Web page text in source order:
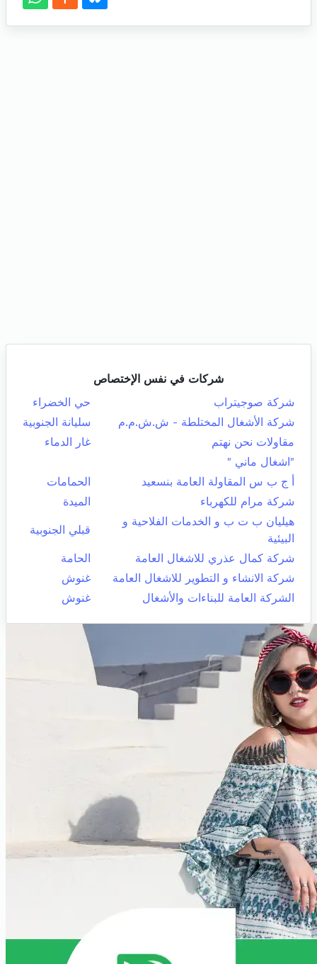
شركات في نفس الإختصاص
شركة صوجيتراب
حي الخضراء
شركة الأشغال المختلطة - ش.ش.م.م
سليانة الجنوبية
مقاولات نحن نهتم
غار الدماء
"اشغال ماني "
أ ج ب س المقاولة العامة بنسعيد
الحمامات
شركة مرام للكهرباء
الميدة
هيليان ب ت ب و الخدمات الفلاحية و
البيئية
قبلي الجنوبية
شركة كمال عذري للاشغال العامة
الحامة
شركة الانشاء و التطوير للاشغال العامة
غنوش
الشركة العامة للبناءات والأشغال
غنوش